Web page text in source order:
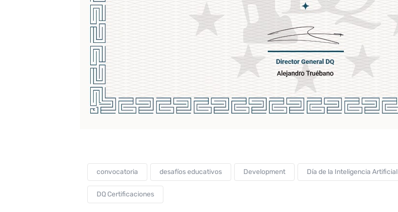
convocatoria desafíos educativos Development Día de la Inteligencia Artificial
DQ Certificaciones